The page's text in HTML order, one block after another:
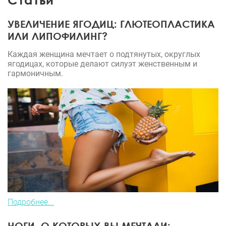
УВЕЛИЧЕНИЕ ЯГОДИЦ: ГЛЮТЕОПЛАСТИКА
ИЛИ ЛИПОФИЛИНГ?
Каждая женщина мечтает о подтянутых, округлых
ягодицах, которые делают силуэт женственным и
гармоничным.
Подробнее...